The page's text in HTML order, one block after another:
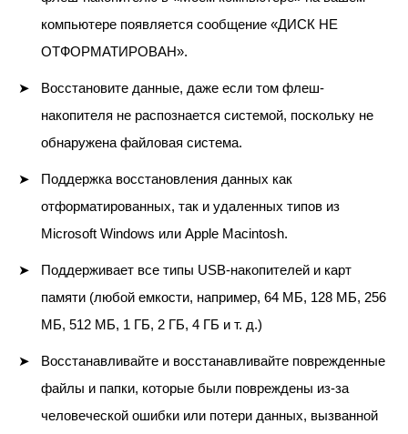
компьютере появляется сообщение «ДИСК НЕ
ОТФОРМАТИРОВАН».
Восстановите данные, даже если том флеш-
накопителя не распознается системой, поскольку не
обнаружена файловая система.
Поддержка восстановления данных как
отформатированных, так и удаленных типов из
Microsoft Windows или Apple Macintosh.
Поддерживает все типы USB-накопителей и карт
памяти (любой емкости, например, 64 МБ, 128 МБ, 256
МБ, 512 МБ, 1 ГБ, 2 ГБ, 4 ГБ и т. д.)
Восстанавливайте и восстанавливайте поврежденные
файлы и папки, которые были повреждены из-за
человеческой ошибки или потери данных, вызванной